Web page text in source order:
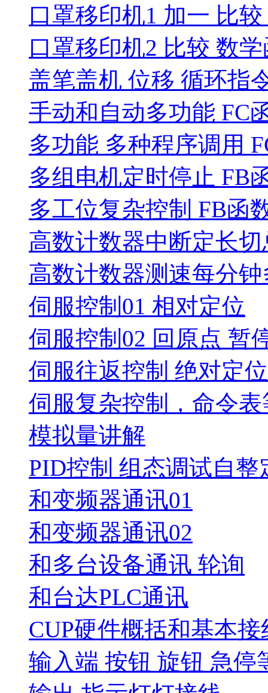
口罩移印机1 加一 比
口罩移印机2 比较 数
盖笔盖机 位移 循环指
手动和自动多功能 FC
多功能 多种程序调用
多组电机定时停止 FB
多工位复杂控制 FB函
高数计数器中断定长切
高数计数器测速每分
伺服控制01 相对定位
伺服控制02 回原点 暂
伺服往返控制 绝对定
伺服复杂控制，命令表
模拟量讲解
PID控制 组态调试自整
和变频器通讯01
和变频器通讯02
和多台设备通讯 轮询
和台达PLC通讯
CUP硬件概括和基本接
输入端 按钮 旋钮 急停